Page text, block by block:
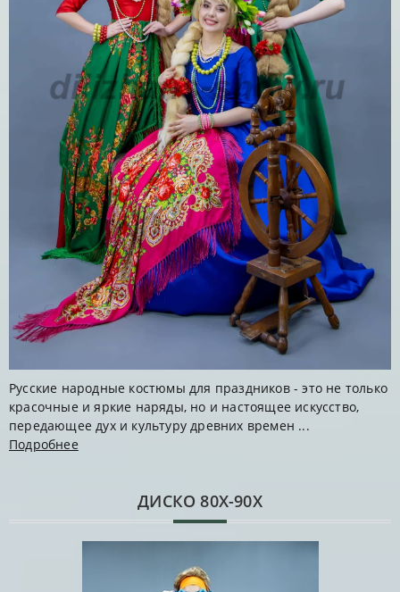
Русские народные костюмы для праздников - это не только
красочные и яркие наряды, но и настоящее искусство,
передающее дух и культуру древних времен ...
Подробнее
ДИСКО 80Х-90Х